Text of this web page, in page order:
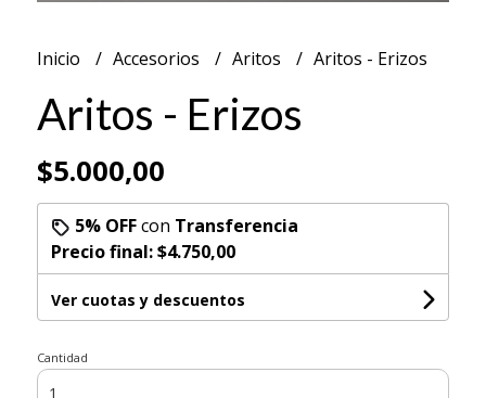
Inicio Accesorios Aritos Aritos - Erizos
Aritos - Erizos
$5.000,00
5% OFFcon Transferencia
Precio final:$4.750,00
Ver cuotas y descuentos
Cantidad